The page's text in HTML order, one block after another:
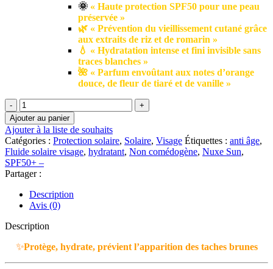
🌞 « Haute protection SPF50 pour une peau
préservée »
🌿 « Prévention du vieillissement cutané grâce
aux extraits de riz et de romarin »
💧 « Hydratation intense et fini invisible sans
traces blanches »
🌺 « Parfum envoûtant aux notes d’orange
douce, de fleur de tiaré et de vanille »
quantité
de
Nuxe
-
Sun
Fluide
Léger
Haute
Protection
SPF50
50
Ajouter au panier
Ajouter à la liste de souhaits
Catégories : Protection solaire, Solaire, Visage Étiquettes : anti âge,
Fluide solaire visage, hydratant, Non comédogène, Nuxe Sun,
SPF50+ –
Partager :
Description
Avis (0)
Description
✨Protège, hydrate, prévient l’apparition des taches brunes